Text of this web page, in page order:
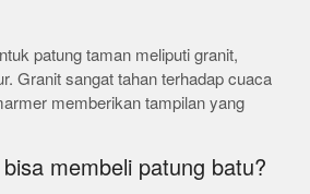
patung taman meliputi granit,
Granit sangat tahan terhadap cuaca
memberikan tampilan yang
membeli patung batu?